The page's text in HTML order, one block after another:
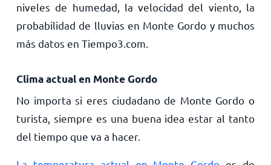
niveles de humedad, la velocidad del viento, la
probabilidad de lluvias en Monte Gordo y muchos
más datos en Tiempo3.com.
Clima actual en Monte Gordo
No importa si eres ciudadano de Monte Gordo o
turista, siempre es una buena idea estar al tanto
del tiempo que va a hacer.